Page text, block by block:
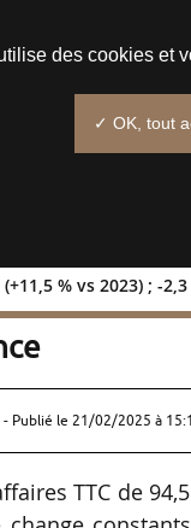
% vs 2023) ; -
(+11,5
Publié le 21/02/2025 à
TTC de
des cookies et
✓ OK, tout